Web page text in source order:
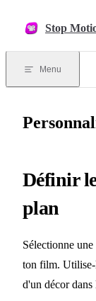
Stop
Menu
Définir
plan
Sélectionne
ton film. Utilise-
d'un décor dans